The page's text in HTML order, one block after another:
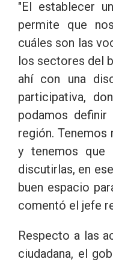
"El establecer
permite que
cuáles son las
los sectores del
ahí con una
participativa,
podamos
región. Tenemos
y tenemos que
discutirlas, en
buen espacio
comentó el jefe
Respecto a las
ciudadana, el